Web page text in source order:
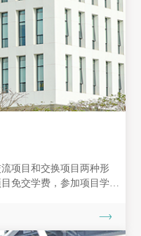
项目和交换项目两种形
免交学费，参加项目学生